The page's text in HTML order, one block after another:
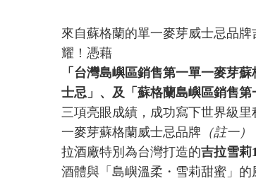
來自蘇格蘭的單一麥芽威士忌品
耀！憑藉
「台灣島嶼區銷售第一單一麥芽
士忌」、及「蘇格蘭島嶼區銷售第
三項亮眼成績，成功寫下世界級
一麥芽蘇格蘭威士忌品牌 （註一）
拉酒廠特別為台灣打造的吉拉雪莉
酒體與「島嶼溫柔・雪莉甜蜜」